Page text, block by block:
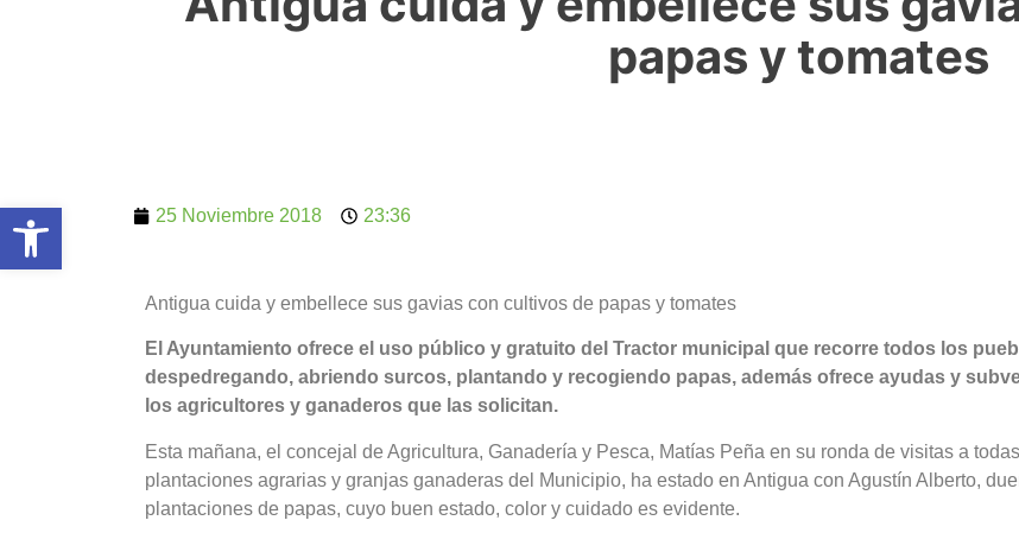
papas y tomates
25 Noviembre 2018 23:36
Antigua cuida y embellece sus gavias con cultivos de papas y tomates
El Ayuntamiento ofrece el uso público y gratuito del Tractor municipal que recorre todos los
despedregando, abriendo surcos, plantando y recogiendo papas, además ofrece ayudas y
los agricultores y ganaderos que las solicitan.
Esta mañana, el concejal de Agricultura, Ganadería y Pesca, Matías Peña en su ronda de visitas a
plantaciones agrarias y granjas ganaderas del Municipio, ha estado en Antigua con Agustín Alberto,
plantaciones de papas, cuyo buen estado, color y cuidado es evidente.
Abrir barra de herramientas